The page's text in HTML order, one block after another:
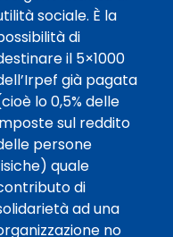
sociale. È la
di
il 5×1000
già pagata
lo 0,5% delle
sul reddito
persone
quale
di
ad una
no